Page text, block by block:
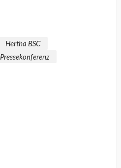
Hertha BSC
Pressekonferenz